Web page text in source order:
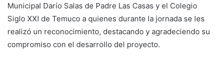
Municipal Darío Salas de Padre Las Casas y el Colegio
Siglo XXI de Temuco a quienes durante la jornada se les
realizó un reconocimiento, destacando y agradeciendo su
compromiso con el desarrollo del proyecto.